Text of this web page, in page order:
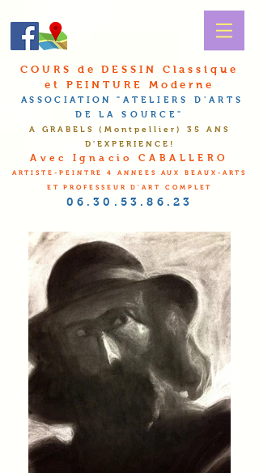
COURS de DESSIN Classique
et PEINTURE Moderne
ASSOCIATION "A TELIERS D' A RTS
DE LAS OURCE"
A GRABELS (Montpellier ) 35 ANS
D'EXPERIENCE!
Avec Ignacio CABALLERO
ARTISTE-PEINTRE 4 ANNEES AUX BEAUX-ARTS
ET PROFESSEUR D'ART COMPLET
06.30.53.86.23